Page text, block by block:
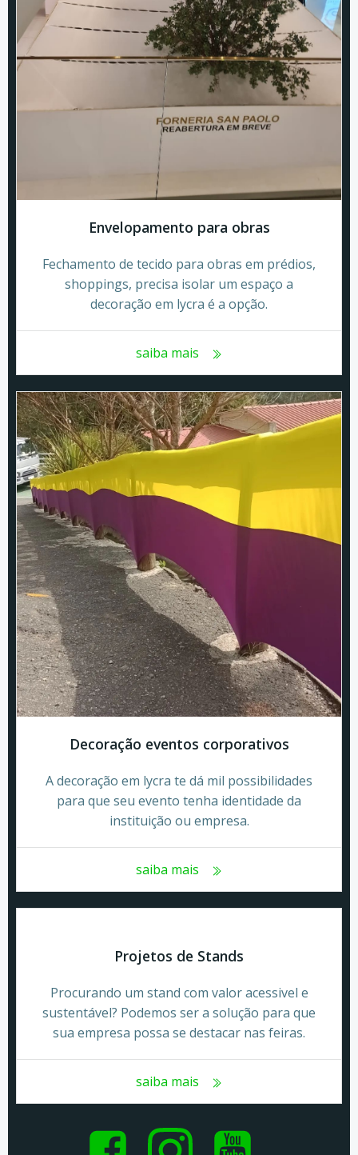
Envelopamento para obras
Fechamento de tecido para obras em prédios,
shoppings, precisa isolar um espaço a
decoração em lycra é a opção.
saiba mais
Decoração eventos corporativos
A decoração em lycra te dá mil possibilidades
para que seu evento tenha identidade da
instituição ou empresa.
saiba mais
Projetos de Stands
Procurando um stand com valor acessivel e
sustentável? Podemos ser a solução para que
sua empresa possa se destacar nas feiras.
saiba mais